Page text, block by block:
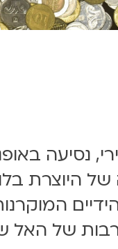
נסיעה
של
של האל